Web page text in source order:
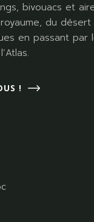
bivouacs et
du désert
en passant par
!